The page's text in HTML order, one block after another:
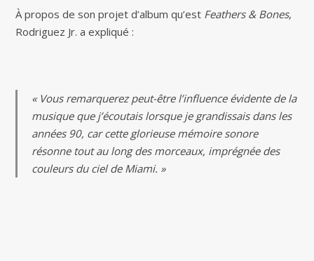
À propos de son projet d’album qu’est Feathers & Bones,
Rodriguez Jr. a expliqué :
« Vous remarquerez peut-être l’influence évidente de la
musique que j’écoutais lorsque je grandissais dans les
années 90, car cette glorieuse mémoire sonore
résonne tout au long des morceaux, imprégnée des
couleurs du ciel de Miami. »